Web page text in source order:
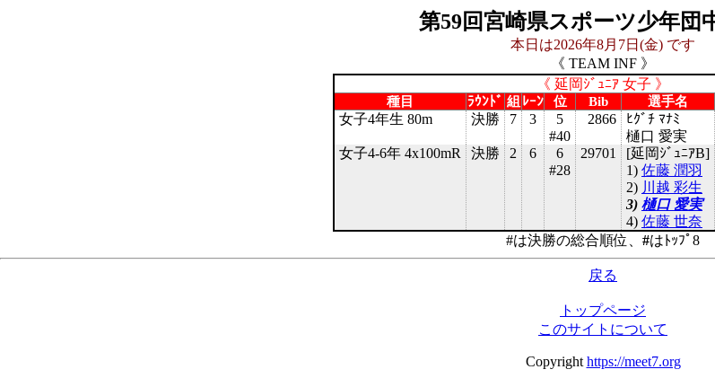
第59回宮崎県スポーツ少年団
本日は2026年8月7日(金) です
《 TEAM INF 》
《 延岡ｼﾞｭﾆｱ 女子 》
種目 ﾗｳﾝﾄﾞ 組 ﾚｰﾝ 位 Bib 選手名
女子4年生 80m 決勝 7 3
5
#40
2866
ﾋｸﾞﾁ ﾏﾅﾐ
樋口 愛実
女子4-6年 4x100mR 決勝 2 6
6
#28
29701
[延岡ｼﾞｭﾆｱB]
1) 佐藤 潤羽
2) 川越 彩生
3) 樋口 愛実
4) 佐藤 世奈
#は決勝の総合順位、 #はﾄｯﾌﾟ8
戻る
トップページ
このサイトについて
Copyright https://meet7.org